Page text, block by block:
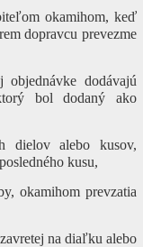
okamihom, keď
dopravcu prevezme
objednávke dodávajú
bol dodaný ako
dielov alebo kusov,
kusu,
okamihom prevzatia
na diaľku alebo